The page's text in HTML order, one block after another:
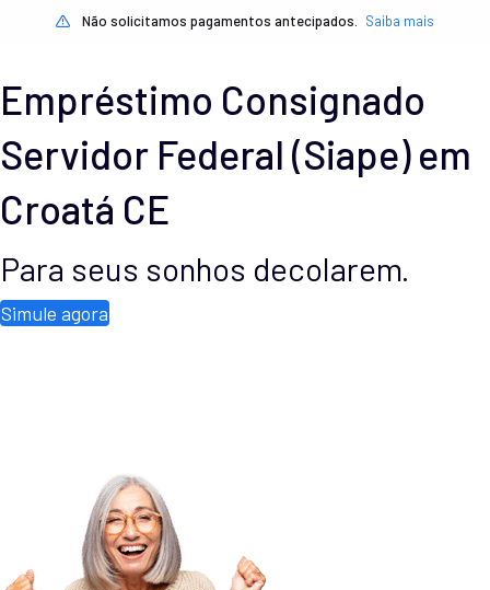
Não solicitamos pagamentos antecipados. Saiba mais
Empréstimo Consignado
Servidor Federal (Siape) em
Croatá CE
Para seus sonhos decolarem.
Simule agora